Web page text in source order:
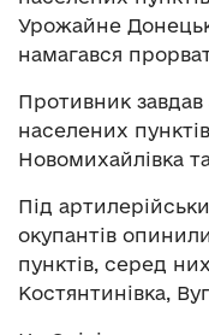
Урожайне
намагався
Противник завдав
населених
Новомихайлівка
Під
окупантів
пунктів, серед
Костянтинівка,